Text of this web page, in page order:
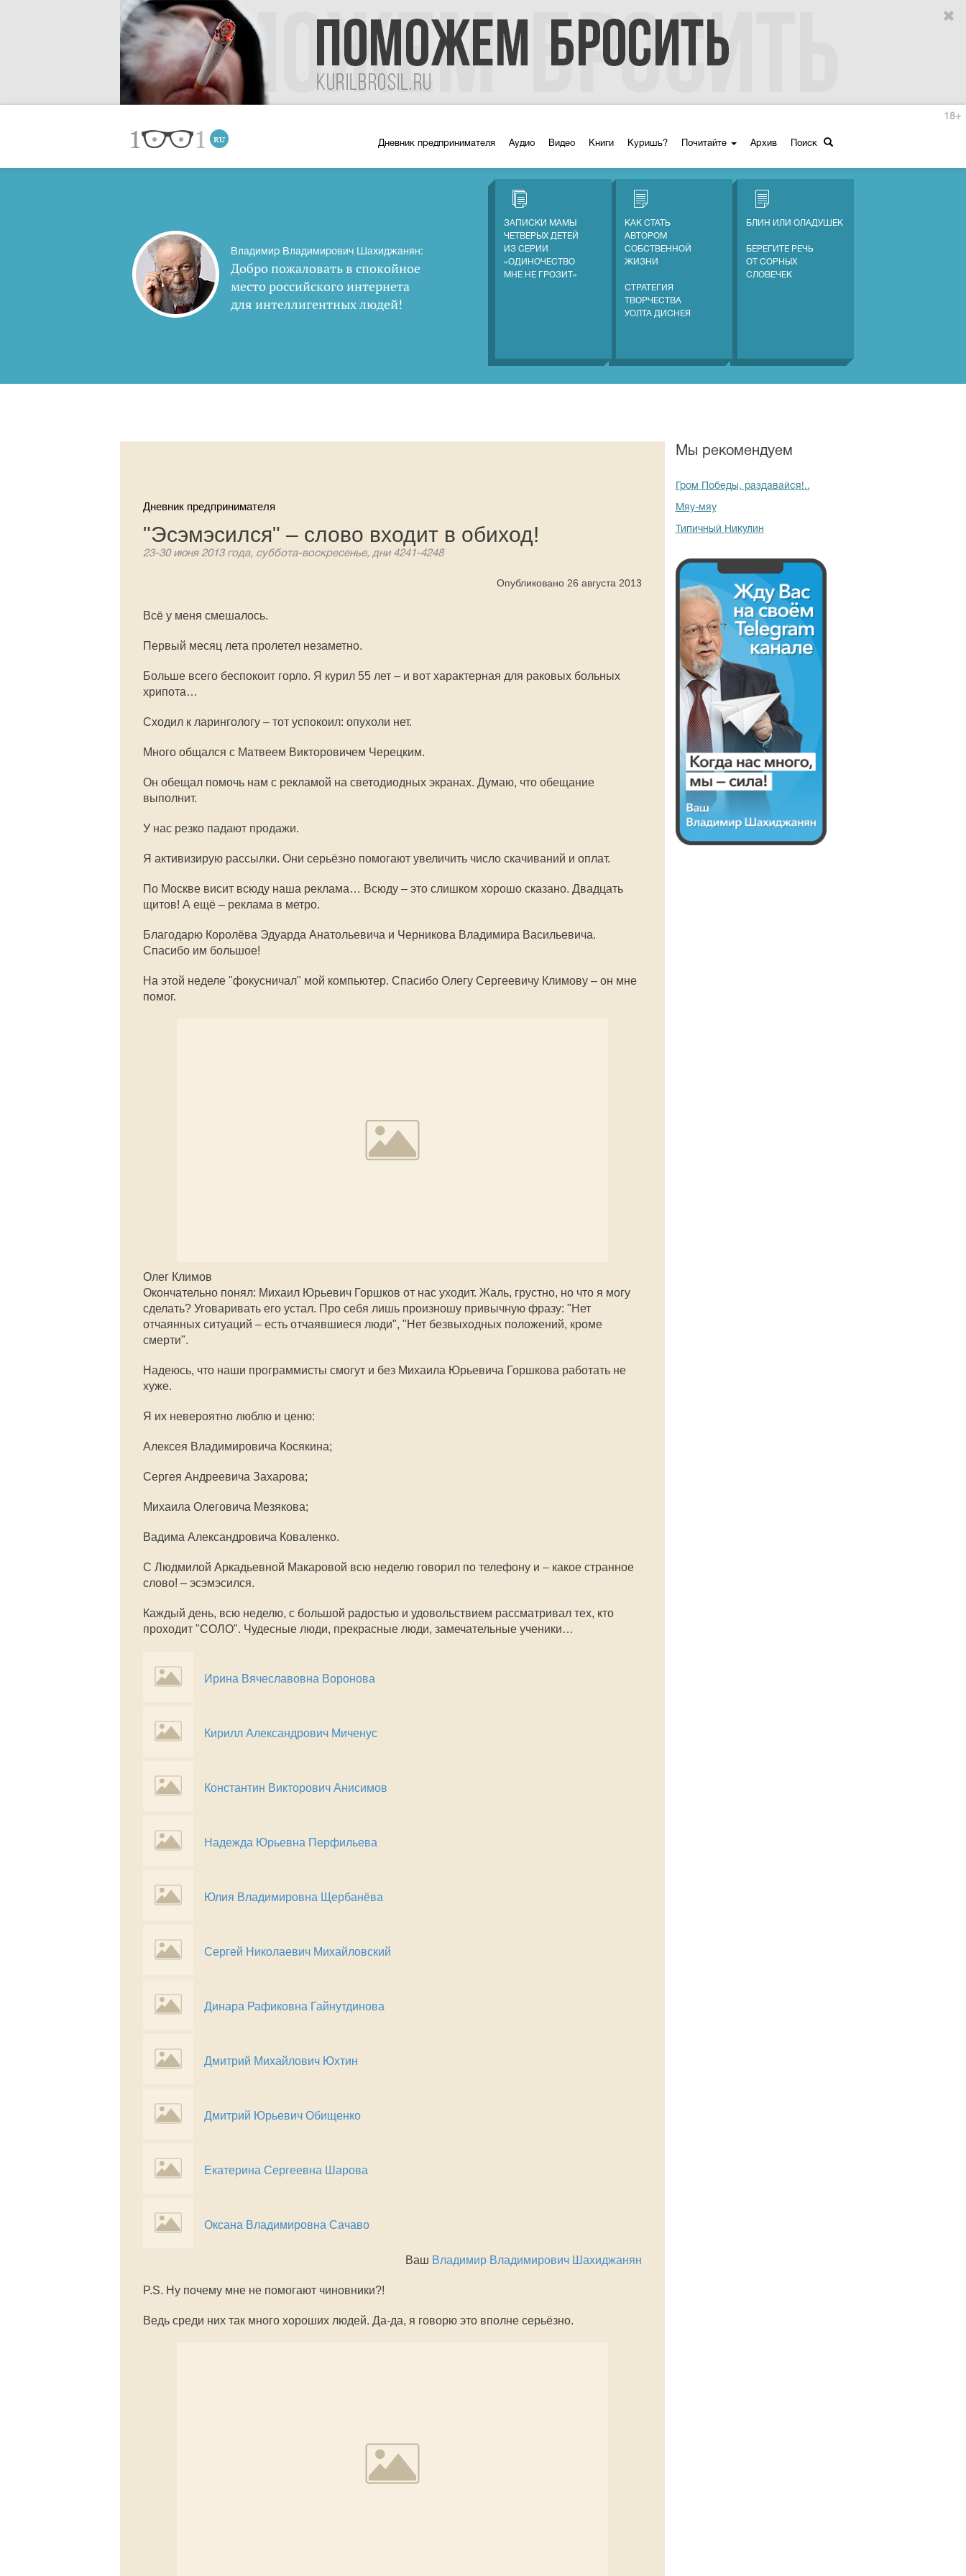
Дневник предпринимателя Аудио Видео Книги Куришь? Почитайте Архив Поиск
18+
Владимир Владимирович Шахиджанян:
Добро пожаловать в спокойное
место российского интернета
для интеллигентных людей!
ЗАПИСКИ МАМЫ
ЧЕТВЕРЫХ ДЕТЕЙ
ИЗ СЕРИИ
«ОДИНОЧЕСТВО
МНЕ НЕ ГРОЗИТ»
КАК СТАТЬ
АВТОРОМ
СОБСТВЕННОЙ
ЖИЗНИ
СТРАТЕГИЯ
ТВОРЧЕСТВА
УОЛТА ДИСНЕЯ
БЛИН ИЛИ ОЛАДУШЕК
БЕРЕГИТЕ РЕЧЬ
ОТ СОРНЫХ
СЛОВЕЧЕК
Дневник предпринимателя
"Эсэмэсился" – слово входит в обиход!
23-30 июня 2013 года, суббота-воскресенье, дни 4241-4248
Опубликовано 26 августа 2013
Всё у меня смешалось.
Первый месяц лета пролетел незаметно.
Больше всего беспокоит горло. Я курил 55 лет – и вот характерная для раковых больных
хрипота…
Сходил к ларингологу – тот успокоил: опухоли нет.
Много общался с Матвеем Викторовичем Черецким.
Он обещал помочь нам с рекламой на светодиодных экранах. Думаю, что обещание
выполнит.
У нас резко падают продажи.
Я активизирую рассылки. Они серьёзно помогают увеличить число скачиваний и оплат.
По Москве висит всюду наша реклама… Всюду – это слишком хорошо сказано. Двадцать
щитов! А ещё – реклама в метро.
Благодарю Королёва Эдуарда Анатольевича и Черникова Владимира Васильевича.
Спасибо им большое!
На этой неделе "фокусничал" мой компьютер. Спасибо Олегу Сергеевичу Климову – он мне
помог.
Олег Климов
Окончательно понял: Михаил Юрьевич Горшков от нас уходит. Жаль, грустно, но что я могу
сделать? Уговаривать его устал. Про себя лишь произношу привычную фразу: "Нет
отчаянных ситуаций – есть отчаявшиеся люди", "Нет безвыходных положений, кроме
смерти".
Надеюсь, что наши программисты смогут и без Михаила Юрьевича Горшкова работать не
хуже.
Я их невероятно люблю и ценю:
Алексея Владимировича Косякина;
Сергея Андреевича Захарова;
Михаила Олеговича Мезякова;
Вадима Александровича Коваленко.
С Людмилой Аркадьевной Макаровой всю неделю говорил по телефону и – какое странное
слово! – эсэмэсился.
Каждый день, всю неделю, с большой радостью и удовольствием рассматривал тех, кто
проходит "СОЛО". Чудесные люди, прекрасные люди, замечательные ученики…
Ирина Вячеславовна Воронова
Кирилл Александрович Миченус
Константин Викторович Анисимов
Надежда Юрьевна Перфильева
Юлия Владимировна Щербанёва
Сергей Николаевич Михайловский
Динара Рафиковна Гайнутдинова
Дмитрий Михайлович Юхтин
Дмитрий Юрьевич Обищенко
Екатерина Сергеевна Шарова
Оксана Владимировна Сачаво
Ваш Владимир Владимирович Шахиджанян
P.S. Ну почему мне не помогают чиновники?!
Ведь среди них так много хороших людей. Да-да, я говорю это вполне серьёзно.
Мы рекомендуем
Гром Победы, раздавайся!..
Мяу-мяу
Типичный Никулин